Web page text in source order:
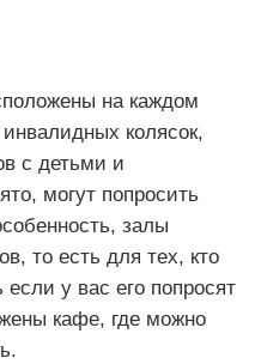
на каждом
колясок,
с детьми и
могут попросить
залы
то есть для тех, кто
у вас его попросят
кафе, где можно